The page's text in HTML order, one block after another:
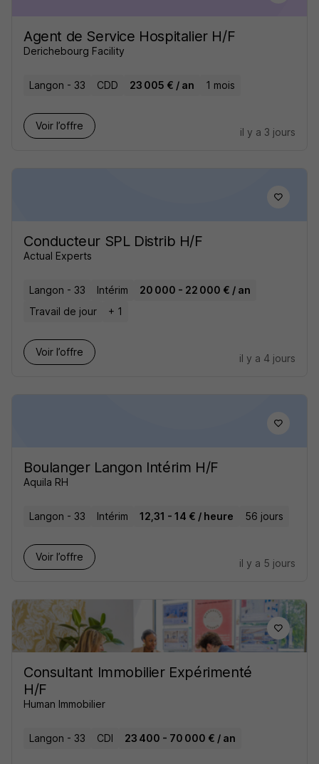
Agent de Service Hospitalier H/F
Derichebourg Facility
Langon - 33 CDD 23 005 € / an 1 mois
Voir l’offre
il y a 3 jours
Conducteur SPL Distrib H/F
Actual Experts
Langon - 33 Intérim
20 000 - 22 000 € / an
Travail de jour
+ 1
Voir l’offre
il y a 4 jours
Boulanger Langon Intérim H/F
Aquila RH
Langon - 33 Intérim 12,31 - 14 € / heure 56 jours
Voir l’offre
il y a 5 jours
Consultant Immobilier Expérimenté
H/F
Human Immobilier
Langon - 33 CDI 23 400 - 70 000 € / an